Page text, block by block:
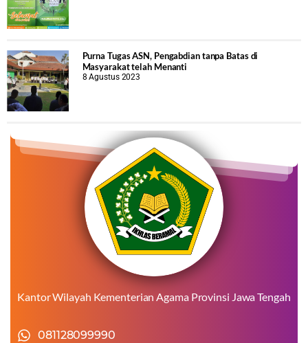
Purna Tugas ASN, Pengabdian tanpa Batas di
Masyarakat telah Menanti
8 Agustus 2023
Kantor Wilayah Kementerian Agama Provinsi Jawa Tengah
081128099990